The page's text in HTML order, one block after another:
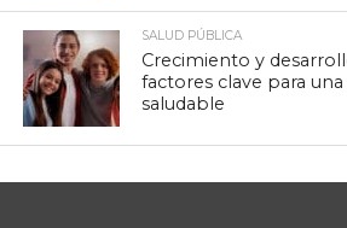
SALUD PÚBLICA
Crecimiento y
factores clave para
saludable